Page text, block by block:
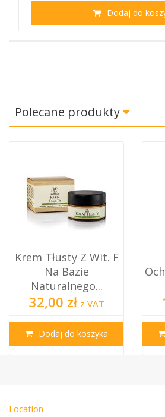
Dodaj do
Polecane produkty
Krem Tłusty Z Wit. F
Na Bazie
Naturalnego...
32,00 zł z VAT
Dodaj do koszyka
Location